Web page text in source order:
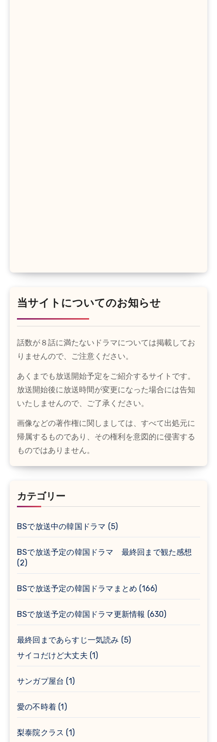
当サイトについてのお知らせ
話数が８話に満たないドラマについては掲載してお
りませんので、ご注意ください。
あくまでも放送開始予定をご紹介するサイトです。
放送開始後に放送時間が変更になった場合には告知
いたしませんので、ご了承ください。
画像などの著作権に関しましては、すべて出処元に
帰属するものであり、その権利を意図的に侵害する
ものではありません。
カテゴリー
BSで放送中の韓国ドラマ (5)
BSで放送予定の韓国ドラマ 最終回まで観た感想
(2)
BSで放送予定の韓国ドラマまとめ (166)
BSで放送予定の韓国ドラマ更新情報 (630)
最終回まであらすじ一気読み (5)
サイコだけど大丈夫 (1)
サンガプ屋台 (1)
愛の不時着 (1)
梨泰院クラス (1)